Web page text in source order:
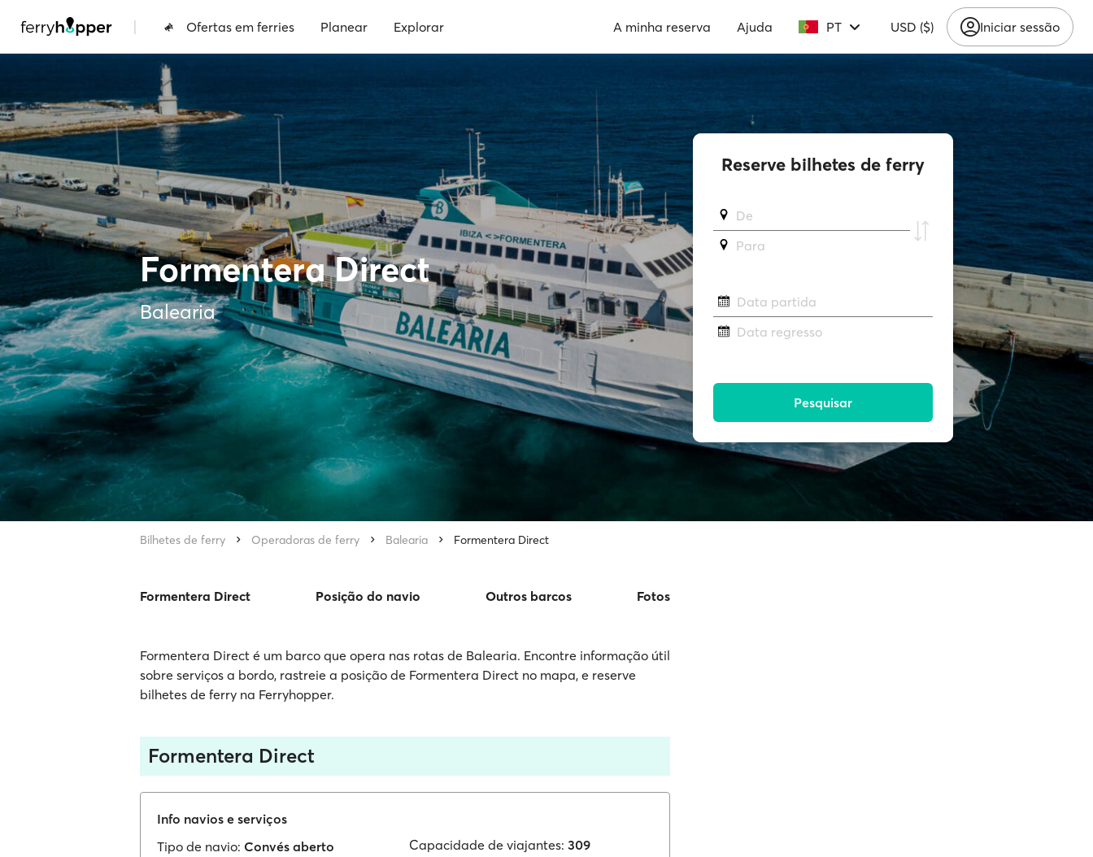
| Ofertas em ferries Planear Explorar A minha reserva Ajuda PT USD ($) Iniciar sessão
Formentera Direct
Balearia
Bilhetes de ferry Operadoras de ferry Balearia Formentera Direct
Formentera Direct Posição do navio Outros barcos Fotos
Formentera Direct é um barco que opera nas rotas de Balearia. Encontre informação útil
sobre serviços a bordo, rastreie a posição de Formentera Direct no mapa, e reserve
bilhetes de ferry na Ferryhopper.
Formentera Direct
Info navios e serviços
Tipo de navio: Convés aberto
Capacidade de viajantes: 309
Reserve bilhetes de ferry
De
Para
Data partida
Data regresso
Pesquisar